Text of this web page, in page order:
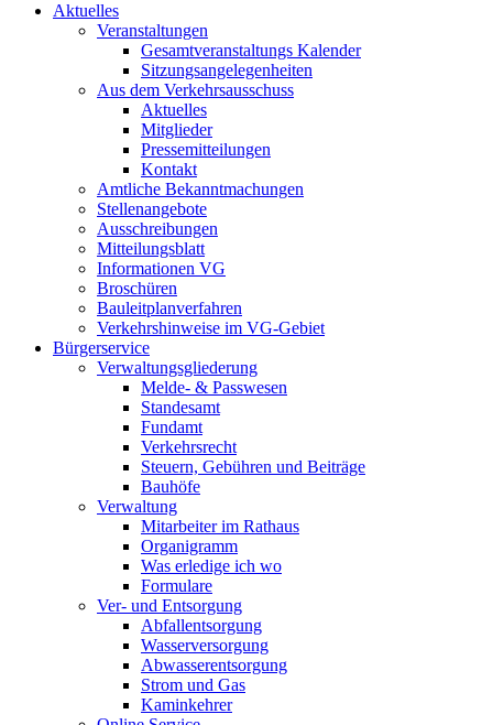
Aktuelles
Veranstaltungen
Gesamtveranstaltungs Kalender
Sitzungsangelegenheiten
Aus dem Verkehrsausschuss
Aktuelles
Mitglieder
Pressemitteilungen
Kontakt
Amtliche Bekanntmachungen
Stellenangebote
Ausschreibungen
Mitteilungsblatt
Informationen VG
Broschüren
Bauleitplanverfahren
Verkehrshinweise im VG-Gebiet
Bürgerservice
Verwaltungsgliederung
Melde- & Passwesen
Standesamt
Fundamt
Verkehrsrecht
Steuern, Gebühren und Beiträge
Bauhöfe
Verwaltung
Mitarbeiter im Rathaus
Organigramm
Was erledige ich wo
Formulare
Ver- und Entsorgung
Abfallentsorgung
Wasserversorgung
Abwasserentsorgung
Strom und Gas
Kaminkehrer